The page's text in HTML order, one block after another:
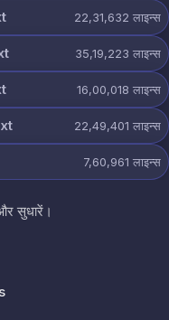
22,31,632 लाइन्स
35,19,223 लाइन्स
16,00,018 लाइन्स
22,49,401 लाइन्स
7,60,961 लाइन्स
सुधारें।